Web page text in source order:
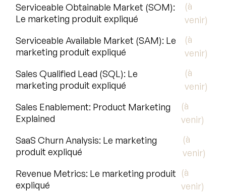
Serviceable Obtainable Market (SOM):
Le marketing produit expliqué
(à
venir)
Serviceable Available Market (SAM): Le
marketing produit expliqué
(à
venir)
Sales Qualified Lead (SQL): Le
marketing produit expliqué
(à
venir)
Sales Enablement: Product Marketing
Explained
(à
venir)
SaaS Churn Analysis: Le marketing
produit expliqué
(à
venir)
Revenue Metrics: Le marketing produit
expliqué
(à
venir)